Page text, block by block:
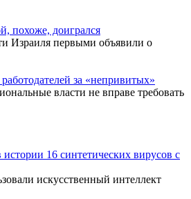
похоже, доигрался
Израиля первыми объявили о
за «непривитых»
власти не вправе требовать
16 синтетических вирусов с
искусственный интеллект